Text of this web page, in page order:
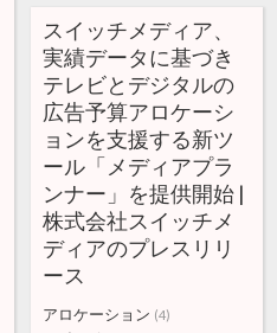
スイッチメディア、
実績データに基づき
テレビとデジタルの
広告予算アロケーシ
ョンを支援する新ツ
ール「メディアプラ
ンナー」を提供開始 |
株式会社スイッチメ
ディアのプレスリリ
ース
アロケーション (4)